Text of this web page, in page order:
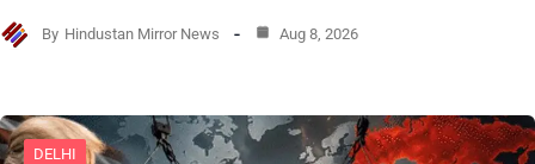
By Hindustan Mirror News Aug 8, 2026
DELHI